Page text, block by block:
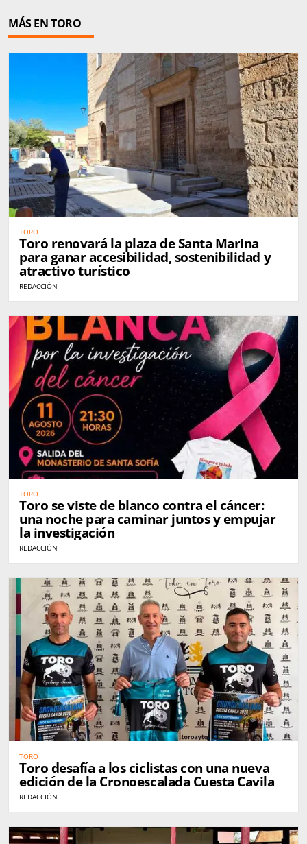
MÁS EN TORO
TORO
Toro renovará la plaza de Santa Marina
para ganar accesibilidad, sostenibilidad y
atractivo turístico
REDACCIÓN
TORO
Toro se viste de blanco contra el cáncer:
una noche para caminar juntos y empujar
la investigación
REDACCIÓN
TORO
Toro desafía a los ciclistas con una nueva
edición de la Cronoescalada Cuesta Cavila
REDACCIÓN